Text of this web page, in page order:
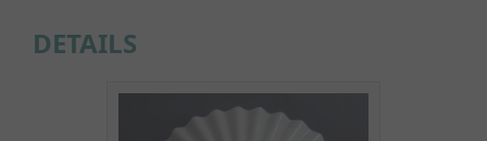
DETAILS